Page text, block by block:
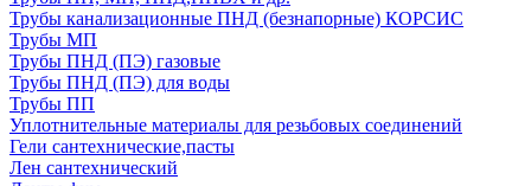
Трубы канализационные ПНД (безнапорные) КОРСИС
Трубы МП
Трубы ПНД (ПЭ) газовые
Трубы ПНД (ПЭ) для воды
Трубы ПП
Уплотнительные материалы для резьбовых соединений
Гели сантехнические,пасты
Лен сантехнический